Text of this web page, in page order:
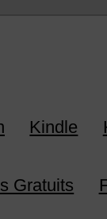
Kindle
Gratuits